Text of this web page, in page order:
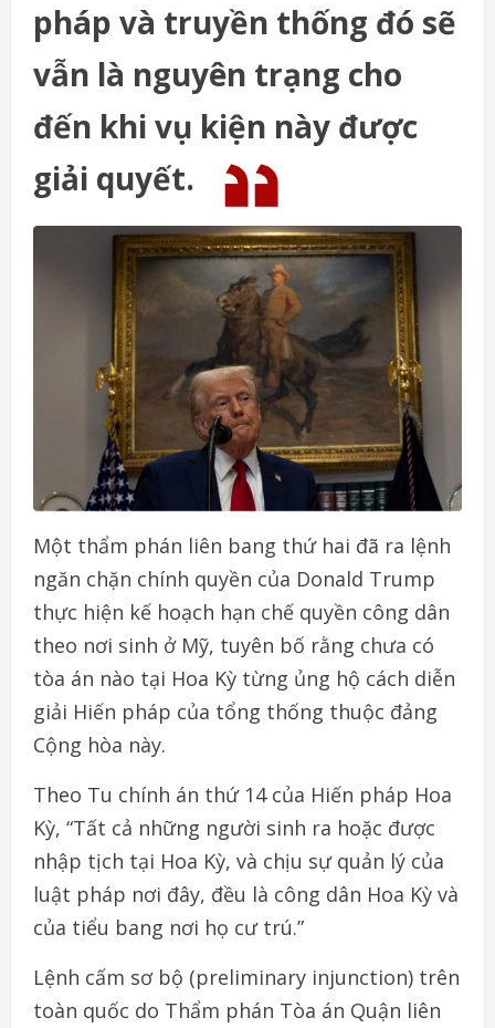
pháp và truyền thống đó sẽ
vẫn là nguyên trạng cho
đến khi vụ kiện này được
giải quyết.
Một thẩm phán liên bang thứ hai đã ra lệnh
ngăn chặn chính quyền của Donald Trump
thực hiện kế hoạch hạn chế quyền công dân
theo nơi sinh ở Mỹ, tuyên bố rằng chưa có
tòa án nào tại Hoa Kỳ từng ủng hộ cách diễn
giải Hiến pháp của tổng thống thuộc đảng
Cộng hòa này.
Theo Tu chính án thứ 14 của Hiến pháp Hoa
Kỳ, “Tất cả những người sinh ra hoặc được
nhập tịch tại Hoa Kỳ, và chịu sự quản lý của
luật pháp nơi đây, đều là công dân Hoa Kỳ và
của tiểu bang nơi họ cư trú.”
Lệnh cấm sơ bộ (preliminary injunction) trên
toàn quốc do Thẩm phán Tòa án Quận liên